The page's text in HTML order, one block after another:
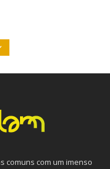
comuns com um imenso